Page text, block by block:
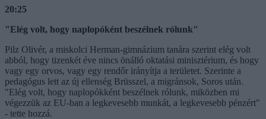
20:25
"Elég volt, hogy naplopóként beszélnek rólunk"
Pilz Olivér, a miskolci Herman-gimnázium tanára szerint elég volt
abból, hogy tizenkét éve nincs önálló oktatási minisztérium, és hogy
vagy egy orvos, vagy egy rendőr irányítja a területet. Szerinte a
pedagógus lett az új ellenség Brüsszel, a migránsok, Soros után.
"Elég volt, hogy naplopókként beszélnek rólunk, miközben mi
végezzük az EU-ban a legkevesebb munkát, a legkevesebb pénzért"
- tette hozzá.